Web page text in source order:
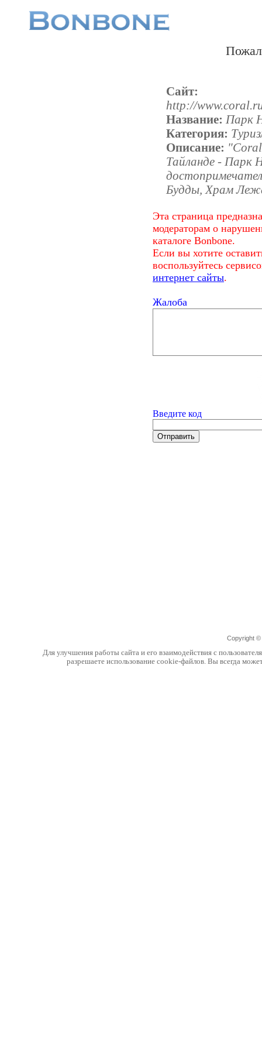
Сайт:
http://
Название: Парк
Категория:
Описание:
Тайланде - Парк
Будды, Храм
Эта страница
модераторам о
каталоге Bonbone.
Если вы хотите
воспользуйтесь
интернет сайты.
Жалоба
Введите код
Copyright ©
Для улучшения работы сайта и его взаимодействия с
разрешаете использование cookie-файлов. Вы всегда